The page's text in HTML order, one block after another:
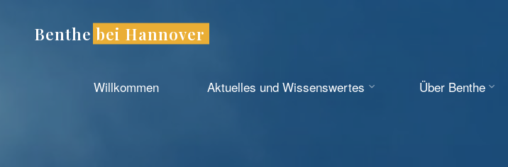
Benthe bei Hannover
Willkommen Aktuelles und Wissenswertes Über Benthe